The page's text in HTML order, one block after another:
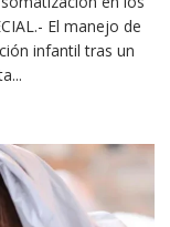
El manejo de
infantil tras un